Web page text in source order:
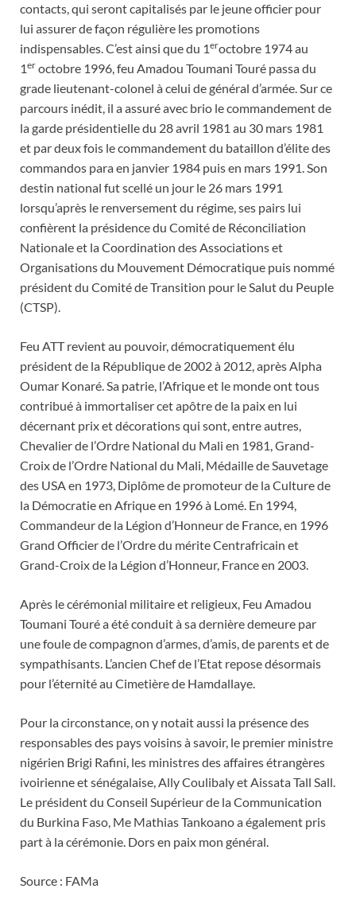
contacts, qui seront capitalisés par le jeune officier pour
lui assurer de façon régulière les promotions
indispensables. C’est ainsi que du 1eroctobre 1974 au
1er octobre 1996, feu Amadou Toumani Touré passa du
grade lieutenant-colonel à celui de général d’armée. Sur ce
parcours inédit, il a assuré avec brio le commandement de
la garde présidentielle du 28 avril 1981 au 30 mars 1981
et par deux fois le commandement du bataillon d’élite des
commandos para en janvier 1984 puis en mars 1991. Son
destin national fut scellé un jour le 26 mars 1991
lorsqu’après le renversement du régime, ses pairs lui
confièrent la présidence du Comité de Réconciliation
Nationale et la Coordination des Associations et
Organisations du Mouvement Démocratique puis nommé
président du Comité de Transition pour le Salut du Peuple
(CTSP).
Feu ATT revient au pouvoir, démocratiquement élu
président de la République de 2002 à 2012, après Alpha
Oumar Konaré. Sa patrie, l’Afrique et le monde ont tous
contribué à immortaliser cet apôtre de la paix en lui
décernant prix et décorations qui sont, entre autres,
Chevalier de l’Ordre National du Mali en 1981, Grand-
Croix de l’Ordre National du Mali, Médaille de Sauvetage
des USA en 1973, Diplôme de promoteur de la Culture de
la Démocratie en Afrique en 1996 à Lomé. En 1994,
Commandeur de la Légion d’Honneur de France, en 1996
Grand Officier de l’Ordre du mérite Centrafricain et
Grand-Croix de la Légion d’Honneur, France en 2003.
Après le cérémonial militaire et religieux, Feu Amadou
Toumani Touré a été conduit à sa dernière demeure par
une foule de compagnon d’armes, d’amis, de parents et de
sympathisants. L’ancien Chef de l’Etat repose désormais
pour l’éternité au Cimetière de Hamdallaye.
Pour la circonstance, on y notait aussi la présence des
responsables des pays voisins à savoir, le premier ministre
nigérien Brigi Rafini, les ministres des affaires étrangères
ivoirienne et sénégalaise, Ally Coulibaly et Aissata Tall Sall.
Le président du Conseil Supérieur de la Communication
du Burkina Faso, Me Mathias Tankoano a également pris
part à la cérémonie. Dors en paix mon général.
Source : FAMa